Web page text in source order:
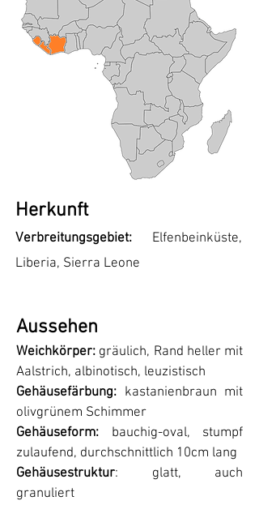
Herkunft
Verbreitungsgebiet: Elfenbeinküste,
Liberia, Sierra Leone
Aussehen
Weichkörper: gräulich, Rand heller mit
Aalstrich, albinotisch, leuzistisch
Gehäusefärbung:​ kastanienbraun mit
olivgrünem Schimmer
Gehäuseform: bauchig-oval, stumpf
zulaufend, durchschnittlich 10cm lang
Gehäusestruktur: glatt, auch
granuliert